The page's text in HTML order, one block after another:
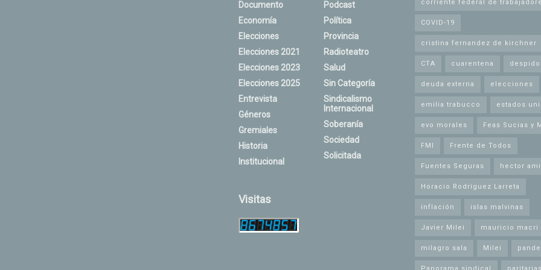
Documento
Economía
Elecciones
Elecciones 2021
Elecciones 2023
Elecciones 2025
Entrevista
Géneros
Gremiales
Historia
Institucional
Podcast
Política
Provincia
Radioteatro
Salud
Sin Categoría
Sindicalismo
Internacional
Soberanía
Sociedad
Solicitada
Visitas
corriente federal de
COVID-19
cristina fernandez de kirchner
CTA cuarentena
deuda externa elecciones
emilia trabucco estados
evo morales Feas Sucias y
FMI Frente de Todos
Fuentes Seguras hector
Horacio Rodríguez Larreta
inflación islas malvinas
Javier Milei mauricio macri
milagro sala Milei
Panorama sindical paritarias